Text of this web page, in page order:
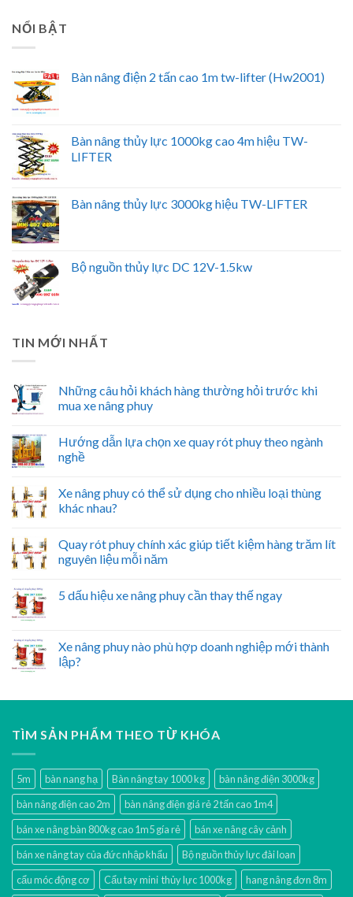
NỔI BẬT
Bàn nâng điện 2 tấn cao 1m tw-lifter (Hw2001)
Bàn nâng thủy lực 1000kg cao 4m hiệu TW-
LIFTER
Bàn nâng thủy lực 3000kg hiệu TW-LIFTER
Bộ nguồn thủy lực DC 12V-1.5kw
TIN MỚI NHẤT
Những câu hỏi khách hàng thường hỏi trước khi
mua xe nâng phuy
Hướng dẫn lựa chọn xe quay rót phuy theo ngành
nghề
Xe nâng phuy có thể sử dụng cho nhiều loại thùng
khác nhau?
Quay rót phuy chính xác giúp tiết kiệm hàng trăm lít
nguyên liệu mỗi năm
5 dấu hiệu xe nâng phuy cần thay thế ngay
Xe nâng phuy nào phù hợp doanh nghiệp mới thành
lập?
TÌM SẢN PHẨM THEO TỪ KHÓA
5m bàn nang hạ Bàn nâng tay 1000 kg
bàn nâng điện 3000kg
bàn nâng điện cao 2m
bàn nâng điện giá rẻ 2 tấn cao 1m4
bán xe nâng bàn 800kg cao 1m5 gía rẻ
bán xe nâng cây cảnh
bán xe nâng tay của đức nhập khẩu
Bộ nguồn thủy lực đài loan
cẩu móc động cơ
Cẩu tay mini thủy lực 1000kg
hang nâng đơn 8m